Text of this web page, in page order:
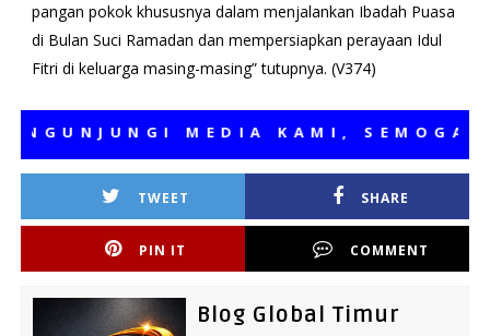
pangan pokok khususnya dalam menjalankan Ibadah Puasa
di Bulan Suci Ramadan dan mempersiapkan perayaan Idul
Fitri di keluarga masing-masing” tutupnya. (V374)
MEDIA KAMI, SEMOGA
TWEET SHARE
PIN IT COMMENT
Blog Global Timur